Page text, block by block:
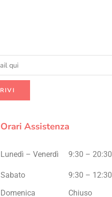
Orari Assistenza
Lunedì – Venerdì 9:30 – 20:30
Sabato 9:30 – 12:30
Domenica Chiuso